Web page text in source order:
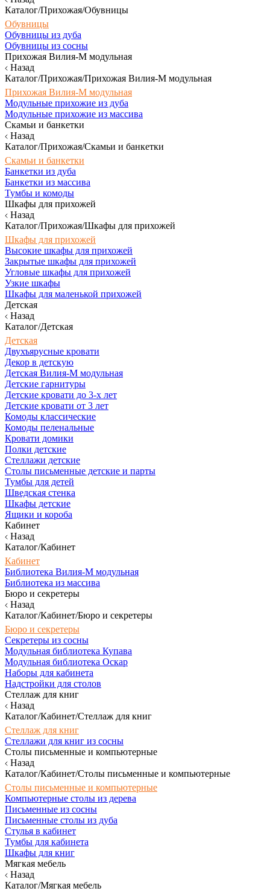
Каталог/Прихожая/Обувницы
Обувницы
Обувницы из дуба
Обувницы из сосны
Прихожая Вилия-М модульная
Назад
Каталог/Прихожая/Прихожая Вилия-М модульная
Прихожая Вилия-М модульная
Модульные прихожие из дуба
Модульные прихожие из массива
Скамьи и банкетки
Назад
Каталог/Прихожая/Скамьи и банкетки
Скамьи и банкетки
Банкетки из дуба
Банкетки из массива
Тумбы и комоды
Шкафы для прихожей
Назад
Каталог/Прихожая/Шкафы для прихожей
Шкафы для прихожей
Высокие шкафы для прихожей
Закрытые шкафы для прихожей
Угловые шкафы для прихожей
Узкие шкафы
Шкафы для маленькой прихожей
Детская
Назад
Каталог/Детская
Детская
Двухъярусные кровати
Декор в детскую
Детская Вилия-М модульная
Детские гарнитуры
Детские кровати до 3-х лет
Детские кровати от 3 лет
Комоды классические
Комоды пеленальные
Кровати домики
Полки детские
Стеллажи детские
Столы письменные детские и парты
Тумбы для детей
Шведская стенка
Шкафы детские
Ящики и короба
Кабинет
Назад
Каталог/Кабинет
Кабинет
Библиотека Вилия-М модульная
Библиотека из массива
Бюро и секретеры
Назад
Каталог/Кабинет/Бюро и секретеры
Бюро и секретеры
Секретеры из сосны
Модульная библиотека Купава
Модульная библиотека Оскар
Наборы для кабинета
Надстройки для столов
Стеллаж для книг
Назад
Каталог/Кабинет/Стеллаж для книг
Стеллаж для книг
Стеллажи для книг из сосны
Столы письменные и компьютерные
Назад
Каталог/Кабинет/Столы письменные и компьютерные
Столы письменные и компьютерные
Компьютерные столы из дерева
Письменные из сосны
Письменные столы из дуба
Стулья в кабинет
Тумбы для кабинета
Шкафы для книг
Мягкая мебель
Назад
Каталог/Мягкая мебель